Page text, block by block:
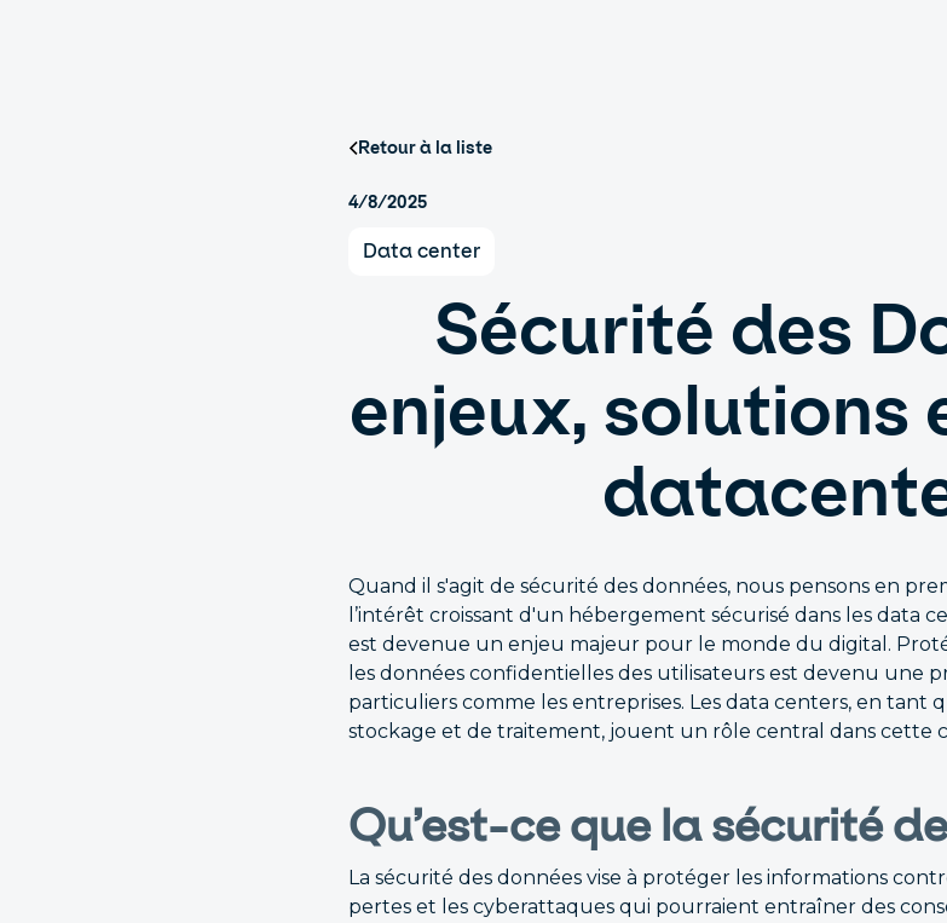
Retour à la liste
4/8/2025
Data center
Sécurité des
enjeux, solutions
Quand il s'agit de sécurité des données, nous pensons en
l’intérêt croissant d'un hébergement sécurisé dans les data
est devenue un enjeu majeur pour le monde du digital.
les données confidentielles des utilisateurs est devenu une
particuliers comme les entreprises. Les data centers, en tant
stockage et de traitement, jouent un rôle central dans cette
Qu’est-ce que la sécurité
La sécurité des données vise à protéger les informations
pertes et les cyberattaques qui pourraient entraîner des